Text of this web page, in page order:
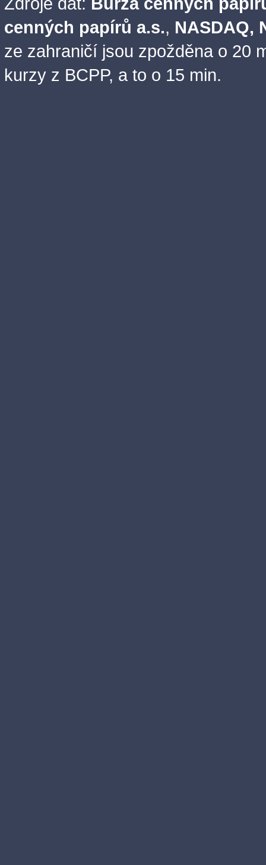
cenných papírů a.s., NASDAQ,
ze zahraničí jsou zpožděna o 20
kurzy z BCPP, a to o 15 min.